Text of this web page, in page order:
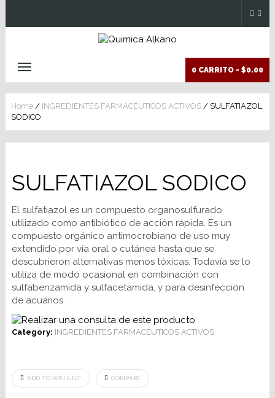
0 CARRITO - $0.00
Home / INGREDIENTES FARMACÉUTICOS ACTIVOS / SULFATIAZOL
SODICO
SULFATIAZOL SODICO
El sulfatiazol es un compuesto organosulfurado
utilizado como antibiótico de acción rápida. Es un
compuesto orgánico antimocrobiano de uso muy
extendido por vía oral o cutánea hasta que se
descubrieron alternativas menos tóxicas. Todavía se lo
utiliza de modo ocasional en combinación con
sulfabenzamida y sulfacetamida, y para desinfección
de acuarios.
Category: INGREDIENTES FARMACÉUTICOS ACTIVOS
ADD TO WISHLIST COMPARE